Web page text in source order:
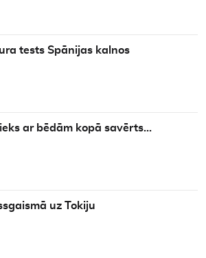
tests Spānijas kalnos
ar bēdām kopā savērts…
uz Tokiju